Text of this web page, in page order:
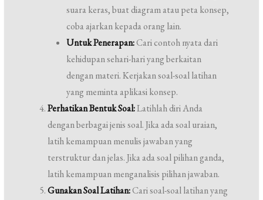
suara keras, buat diagram atau peta konsep,
coba ajarkan kepada orang lain.
Untuk Penerapan:Cari contoh nyata dari
kehidupan sehari-hari yang berkaitan
dengan materi. Kerjakan soal-soal latihan
yang meminta aplikasi konsep.
Perhatikan Bentuk Soal:Latihlah diri Anda
dengan berbagai jenis soal. Jika ada soal uraian,
latih kemampuan menulis jawaban yang
terstruktur dan jelas. Jika ada soal pilihan ganda,
latih kemampuan menganalisis pilihan jawaban.
Gunakan Soal Latihan:Cari soal-soal latihan yang